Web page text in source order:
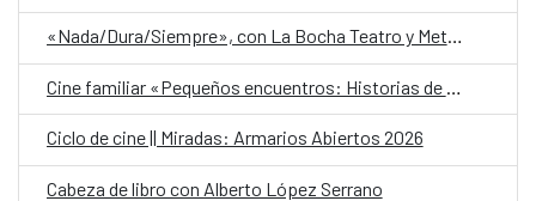
«Nada/Dura/Siempre», con La Bocha Teatro y Metafórica
Ciclo de cine || Miradas: Armarios Abiertos 2026
Cabeza de libro con Alberto López Serrano